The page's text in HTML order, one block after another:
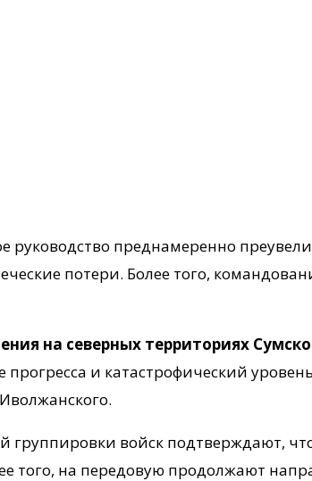
руководство преднамеренно
потери. Более того,
на северных территориях
и катастрофический
группировки войск подтверждают,
того, на передовую продолжают